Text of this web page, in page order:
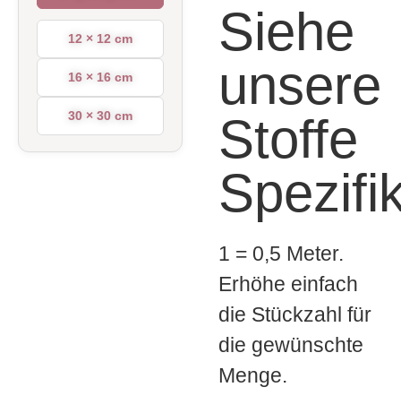
12 × 12 cm
16 × 16 cm
30 × 30 cm
Siehe
unsere
Stoffe
1 = 0,5 Meter.
Erhöhe einfach
die Stückzahl für
die gewünschte
Menge.